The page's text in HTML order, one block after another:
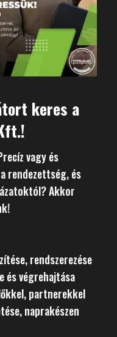
tort keres a
ft.!
vagy és
rendezettség, és
Akkor
rendszerezése
és végrehajtása
partnerekkel
naprakészen